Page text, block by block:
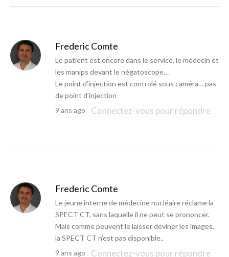
Frederic Comte
Le patient est encore dans le service, le médecin et
les manips devant le négatoscope…
Le point d’injection est controlé sous caméra… pas
de point d’injection
9 ans ago
Connectez-vous pour répondre
Frederic Comte
Le jeune interne de médecine nucléaire réclame la
SPECT CT, sans laquelle il ne peut se prononcer.
Mais comme peuvent le laisser deviner les images,
la SPECT CT n’est pas disponible..
9 ans ago
Connectez-vous pour répondre